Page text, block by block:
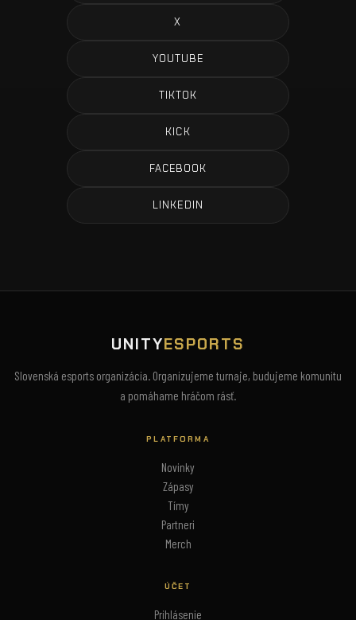
X
YOUTUBE
TIKTOK
KICK
FACEBOOK
LINKEDIN
UNITYESPORTS
Slovenská esports organizácia. Organizujeme turnaje, budujeme komunitu
a pomáhame hráčom rásť.
PLATFORMA
Novinky
Zápasy
Tímy
Partneri
Merch
ÚČET
Prihlásenie